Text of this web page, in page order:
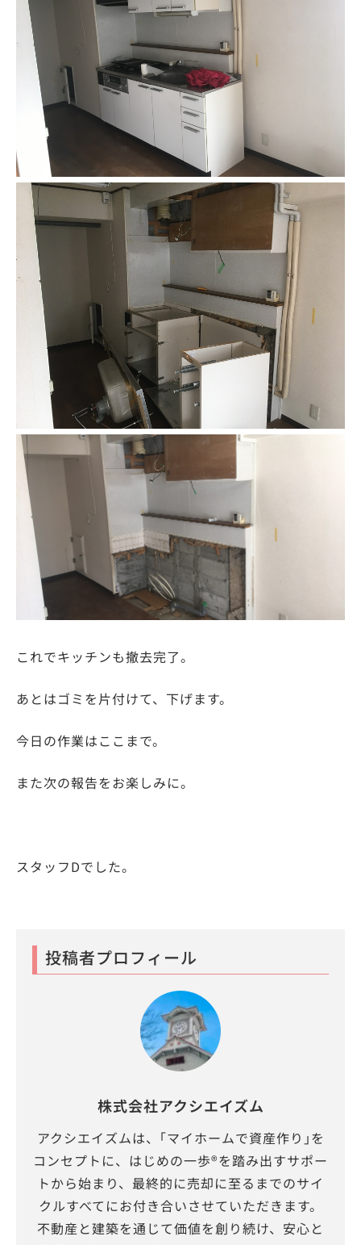
これでキッチンも撤去完了。
あとはゴミを片付けて、下げます。
今日の作業はここまで。
また次の報告をお楽しみに。
スタッフDでした。
投稿者プロフィール
株式会社アクシエイズム
アクシエイズムは、｢マイホームで資産作り｣を
コンセプトに、はじめの一歩®を踏み出すサポー
トから始まり、最終的に売却に至るまでのサイ
クルすべてにお付き合いさせていただきます。
不動産と建築を通じて価値を創り続け、安心と